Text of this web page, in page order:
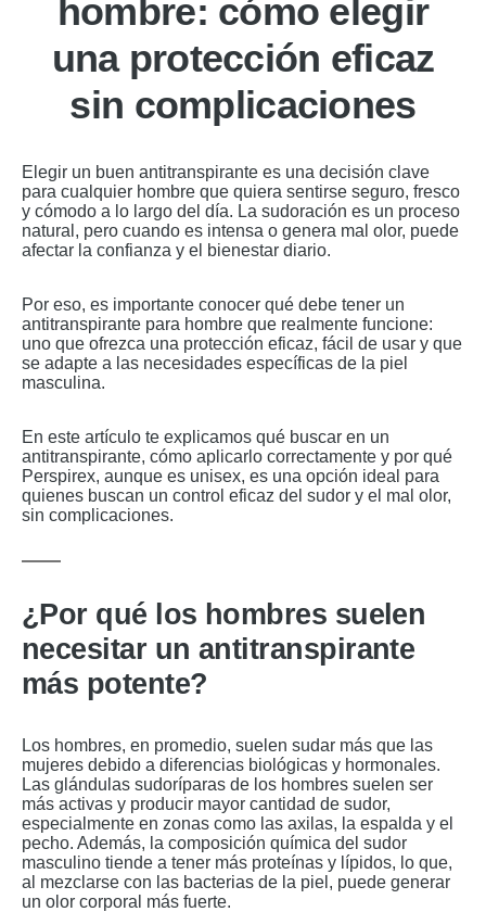
hombre: cómo elegir
una protección eficaz
sin complicaciones
Elegir un buen antitranspirante es una decisión clave
para cualquier hombre que quiera sentirse seguro, fresco
y cómodo a lo largo del día. La sudoración es un proceso
natural, pero cuando es intensa o genera mal olor, puede
afectar la confianza y el bienestar diario.
Por eso, es importante conocer qué debe tener un
antitranspirante para hombre que realmente funcione:
uno que ofrezca una protección eficaz, fácil de usar y que
se adapte a las necesidades específicas de la piel
masculina.
En este artículo te explicamos qué buscar en un
antitranspirante, cómo aplicarlo correctamente y por qué
Perspirex, aunque es unisex, es una opción ideal para
quienes buscan un control eficaz del sudor y el mal olor,
sin complicaciones.
¿Por qué los hombres suelen
necesitar un antitranspirante
más potente?
Los hombres, en promedio, suelen sudar más que las
mujeres debido a diferencias biológicas y hormonales.
Las glándulas sudoríparas de los hombres suelen ser
más activas y producir mayor cantidad de sudor,
especialmente en zonas como las axilas, la espalda y el
pecho. Además, la composición química del sudor
masculino tiende a tener más proteínas y lípidos, lo que,
al mezclarse con las bacterias de la piel, puede generar
un olor corporal más fuerte.